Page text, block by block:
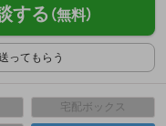
する （無料）
ってもらう
宅配ボックス